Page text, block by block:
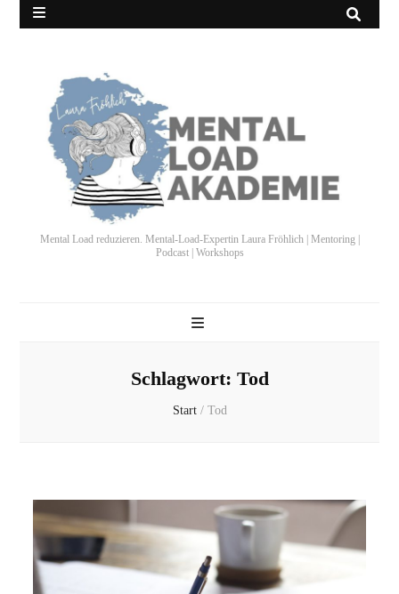
Mental Load reduzieren. Mental-Load-Expertin Laura Fröhlich | Mentoring |
Podcast | Workshops
Schlagwort: Tod
Start / Tod